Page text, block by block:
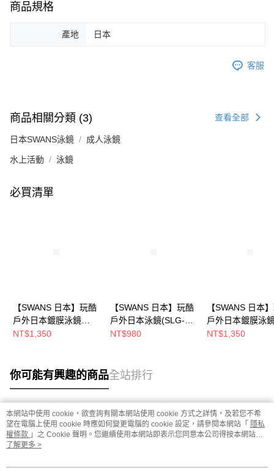
商品規格
產地 日本
客服
商品相關分類 (3) 查看全部
日本SWANS泳鏡 成人泳鏡
水上活動 泳鏡
必買清單
【SWANS 日本】玩酷
戶外日本鍍膜泳鏡
(SLG-100M柑海藍/防
NT$1,350
【SWANS 日本】玩酷
戶外日本泳鏡(SLG-
100N黑/防霧泳鏡/抗
NT$980
【SWANS 日本
戶外日本鍍膜泳
(SLG-100M深藍/
NT$1,350
你可能有興趣的商品全站排行
熱門標籤
本網站中使用 cookie，欲查詢有關本網站使用 cookie 方式之詳情，及若您不希
望在電腦上使用 cookie 時應如何變更電腦的 cookie 設定，請參閱本網站「 隱私
權條款 」之 Cookie 聲明。您繼續使用本網站即表示您同意本公司得按本網站使
用條款之 Cookie 聲明使用 cookie。
了解更多 >